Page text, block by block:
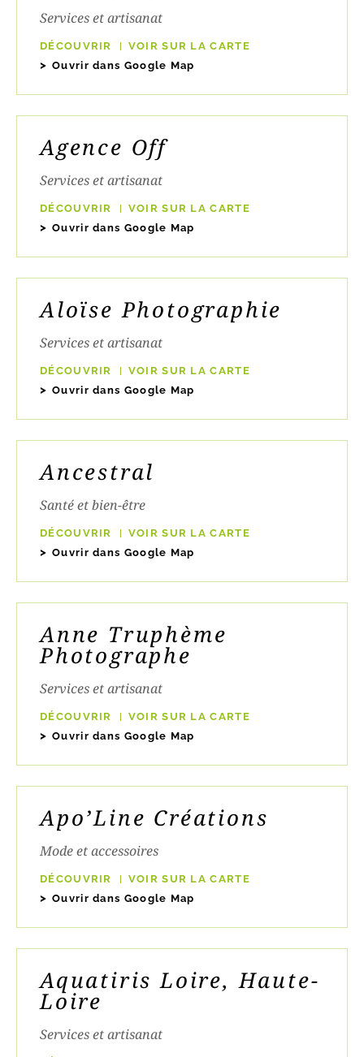
Services et artisanat
DÉCOUVRIR
VOIR SUR LA CARTE
Ouvrir dans Google Map
Agence Off
Services et artisanat
DÉCOUVRIR
VOIR SUR LA CARTE
Ouvrir dans Google Map
Aloïse Photographie
Services et artisanat
DÉCOUVRIR
VOIR SUR LA CARTE
Ouvrir dans Google Map
Ancestral
Santé et bien-être
DÉCOUVRIR
VOIR SUR LA CARTE
Ouvrir dans Google Map
Anne Truphème
Photographe
Services et artisanat
DÉCOUVRIR
VOIR SUR LA CARTE
Ouvrir dans Google Map
Apo’Line Créations
Mode et accessoires
DÉCOUVRIR
VOIR SUR LA CARTE
Ouvrir dans Google Map
Aquatiris Loire, Haute-
Loire
Services et artisanat